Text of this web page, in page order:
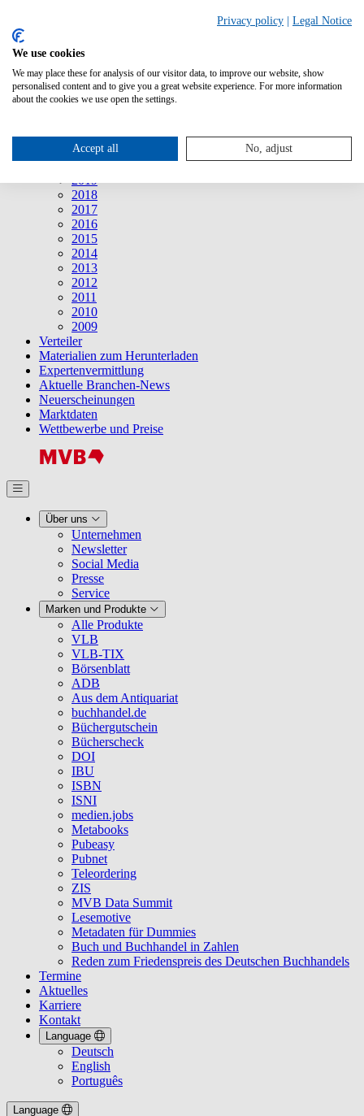
Mitteilungen
2026
2025
2024
2022
2021
2020
2019
2018
2017
2016
2015
2014
2013
2012
2011
2010
2009
Verteiler
Materialien zum Herunterladen
Expertenvermittlung
Aktuelle Branchen-News
Neuerscheinungen
Marktdaten
Wettbewerbe und Preise
Über uns
Unternehmen
Newsletter
Social Media
Presse
Service
Marken und Produkte
Alle Produkte
VLB
VLB-TIX
Börsenblatt
ADB
Aus dem Antiquariat
buchhandel.de
Büchergutschein
Bücherscheck
DOI
IBU
ISBN
ISNI
medien.jobs
Metabooks
Pubeasy
Pubnet
Teleordering
ZIS
MVB Data Summit
Lesemotive
Metadaten für Dummies
Buch und Buchhandel in Zahlen
Reden zum Friedenspreis des Deutschen Buchhandels
Termine
Aktuelles
Karriere
Kontakt
Language
Deutsch
English
Português
Language
Privacy policy Legal Notice
We use cookies
We may place these for analysis of our visitor data, to improve our website, show
personalised content and to give you a great website experience. For more information
about the cookies we use open the settings.
Accept all No, adjust